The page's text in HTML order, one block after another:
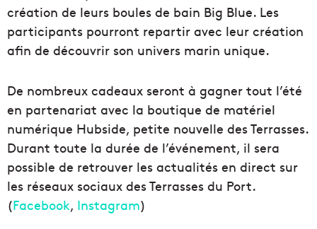
création de leurs boules de bain Big Blue. Les
participants pourront repartir avec leur création
afin de découvrir son univers marin unique.
De nombreux cadeaux seront à gagner tout l’été
en partenariat avec la boutique de matériel
numérique Hubside, petite nouvelle des Terrasses.
Durant toute la durée de l’événement, il sera
possible de retrouver les actualités en direct sur
les réseaux sociaux des Terrasses du Port.
(Facebook, Instagram)